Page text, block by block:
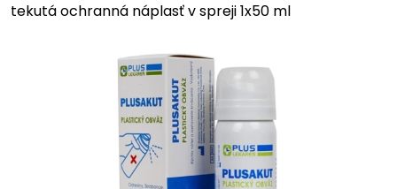
tekutá ochranná náplasť v spreji 1x50 ml